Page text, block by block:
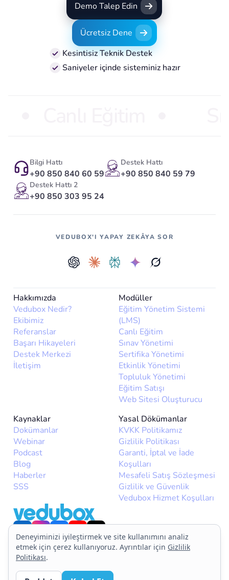
Demo Talep Edin
Demo Talep Edin
Ücretsiz Dene
Ücretsiz Dene
Kesintisiz Teknik Destek
Saniyeler içinde sisteminiz hazır
VEDUBOX'I YAPAY ZEKÂYA SOR
Hakkımızda
Vedubox Nedir?
Ekibimiz
Referanslar
Başarı Hikayeleri
Destek Merkezi
İletişim
Modüller
Eğitim Yönetim Sistemi
(LMS)
Canlı Eğitim
Sınav Yönetimi
Sertifika Yönetimi
Etkinlik Yönetimi
Topluluk Yönetimi
Eğitim Satışı
Web Sitesi Oluşturucu
Kaynaklar
Dokümanlar
Webinar
Podcast
Blog
Haberler
SSS
Yasal Dökümanlar
KVKK Politikamız
Gizlilik Politikası
Garanti, İptal ve İade
Koşulları
Mesafeli Satış Sözleşmesi
Gizlilik ve Güvenlik
Vedubox Hizmet Koşulları
Bilgi Hattı
+90 850 840 60 59
Destek Hattı
+90 850 840 59 79
Destek Hattı 2
+90 850 303 95 24
© 2026Vedubox. Tüm hakları saklıdır.
Deneyiminizi iyileştirmek ve site kullanımını analiz
etmek için çerez kullanıyoruz. Ayrıntılar için Gizlilik
Politikası.